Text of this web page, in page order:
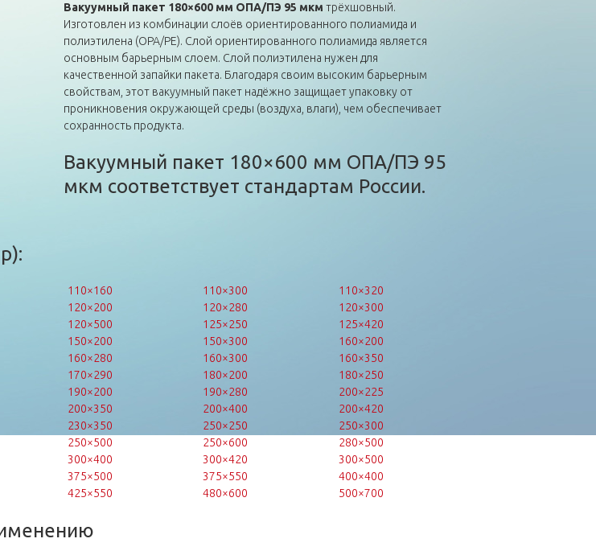
Вакуумный пакет 180×600 мм ОПА/ПЭ 95 мкм трёхшовный.
Изготовлен из комбинации слоёв ориентированного полиамида и
полиэтилена (OPA/PE). Слой ориентированного полиамида является
основным барьерным слоем. Слой полиэтилена нужен для
качественной запайки пакета. Благодаря своим высоким барьерным
свойствам, этот вакуумный пакет надёжно защищает упаковку от
проникновения окружающей среды (воздуха, влаги), чем обеспечивает
сохранность продукта.
Вакуумный пакет 180×600 мм ОПА/ПЭ 95
мкм соответствует стандартам России.
110×160 110×300
110×320
120×200 120×280
120×300
120×500 125×250
125×420
150×200 150×300
160×200
160×280 160×300
160×350
170×290 180×200
180×250
190×200 190×280
200×225
200×350 200×400
200×420
230×350 250×250
250×300
250×500 250×600
280×500
300×400 300×420
300×500
375×500 375×550
400×400
425×550 480×600 500×700